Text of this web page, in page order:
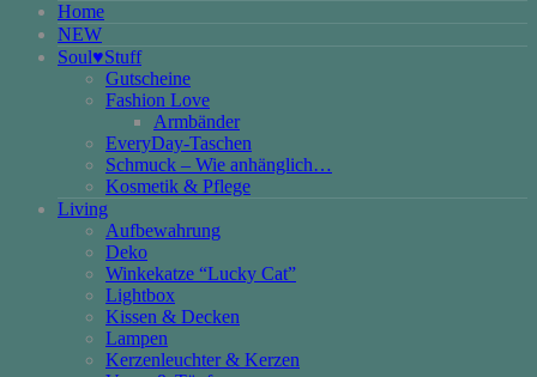
Home
NEW
Soul♥Stuff
Gutscheine
Fashion Love
Armbänder
EveryDay-Taschen
Schmuck – Wie anhänglich…
Kosmetik & Pflege
Living
Aufbewahrung
Deko
Winkekatze “Lucky Cat”
Lightbox
Kissen & Decken
Lampen
Kerzenleuchter & Kerzen